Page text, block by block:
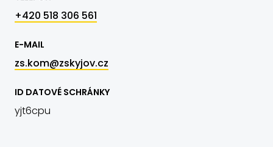
+420 518 306 561
E-MAIL
zs.kom@zskyjov.cz
ID DATOVÉ SCHRÁNKY
yjt6cpu